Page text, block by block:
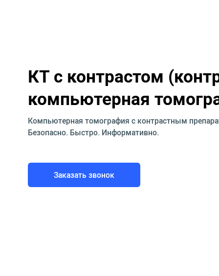
КТ с контрастом
компьютерная
Компьютерная томография с контрастным
Безопасно. Быстро. Информативно.
Заказать звонок